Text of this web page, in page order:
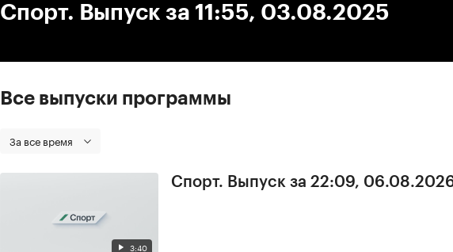
Спорт. Выпуск за 11:55, 03.08.2025
Все выпуски программы
За все время
3:40
Спорт. Выпуск за 22:09,